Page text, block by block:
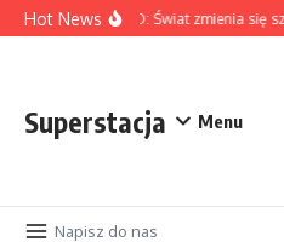
Skip to content
Hot NewsNA ŻYWO: Świat zmienia się
Superstacja Menu
Napisz do nas